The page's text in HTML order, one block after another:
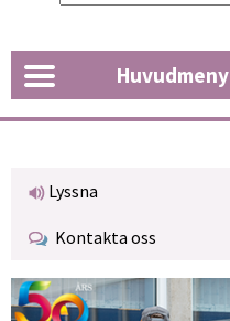
Huvudmeny
Lyssna
Kontakta oss